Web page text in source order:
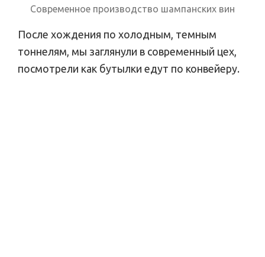
Современное производство шампанских вин
После хождения по холодным, темным
тоннелям, мы заглянули в современный цех,
посмотрели как бутылки едут по конвейеру.